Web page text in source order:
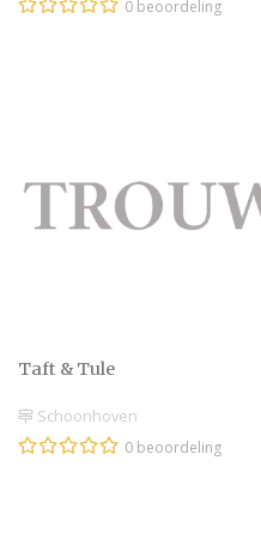
0 beoordeling
Taft & Tule
Schoonhoven
0 beoordeling